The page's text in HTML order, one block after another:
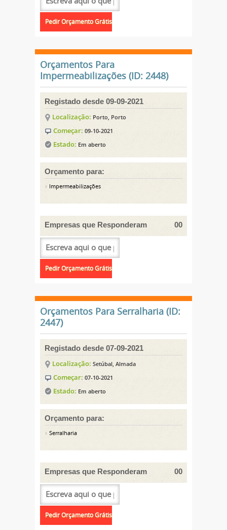
Orçamentos Para
Impermeabilizações (ID: 2448)
Registado desde 09-09-2021
Localização: Porto, Porto
Começar: 09-10-2021
Estado: Em aberto
Orçamento para:
Impermeabilizações
Empresas que Responderam 00
Orçamentos Para Serralharia (ID:
2447)
Registado desde 07-09-2021
Localização: Setúbal, Almada
Começar: 07-10-2021
Estado: Em aberto
Orçamento para:
Serralharia
Empresas que Responderam 00